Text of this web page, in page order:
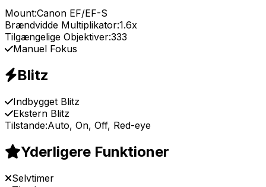
Mount:Canon EF/EF-S
Brændvidde Multiplikator:1.6x
Tilgængelige Objektiver:333
Manuel Fokus
Blitz
Indbygget Blitz
Ekstern Blitz
Tilstande:Auto, On, Off, Red-eye
Yderligere Funktioner
Selvtimer